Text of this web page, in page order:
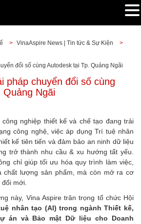
> VinaAspire News | Tin tức & Sự Kiện
>
đổi số cùng Autodesk tại Tp. Quảng Ngãi
pháp chuyển đổi số cùng
Quảng Ngãi
nghiệp thiết kế và chế tạo đang trải
công nghệ, việc áp dụng Trí tuệ nhân
kế tiên tiến và đảm bảo an ninh dữ liệu
trở thành nhu cầu & xu hướng tất yếu.
chỉ giúp tối ưu hóa quy trình làm việc,
chất lượng sản phẩm, mà còn mở ra cơ
mới.
này, Vina Aspire trân trọng tổ chức Hội
nhân tạo (AI) trong ngành Thiết kế,
án và Bảo mật Dữ liệu cho Doanh